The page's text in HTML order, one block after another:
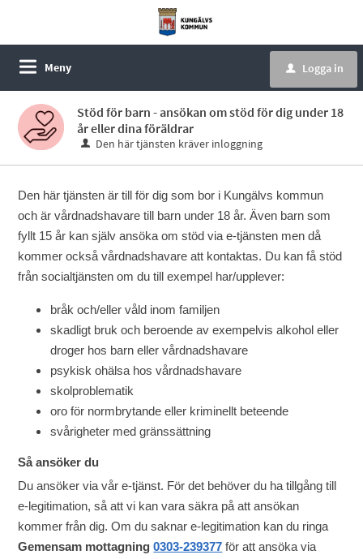
Meny u Logga in
Stöd för barn - ansökan om stöd för dig under 18
år eller dina föräldrar
Den här tjänsten kräver inloggning
Den här tjänsten är till för dig som bor i Kungälvs kommun
och är vårdnadshavare till barn under 18 år. Även barn som
fyllt 15 år kan själv ansöka om stöd via e-tjänsten men då
kommer också vårdnadshavare att kontaktas. Du kan få stöd
från socialtjänsten om du till exempel har/upplever:
bråk och/eller våld inom familjen
skadligt bruk och beroende av exempelvis alkohol eller
droger hos barn eller vårdnadshavare
psykisk ohälsa hos vårdnadshavare
skolproblematik
oro för normbrytande eller kriminellt beteende
svårigheter med gränssättning
Så ansöker du
Du ansöker via vår e-tjänst. För det behöver du ha tillgång till
e-legitimation, så att vi kan vara säkra på att ansökan
kommer från dig. Om du saknar e-legitimation kan du ringa
Gemensam mottagning0303-239377 för att ansöka via